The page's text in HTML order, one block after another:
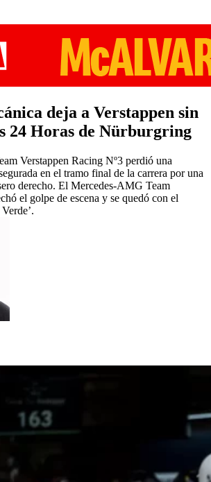
deja a Verstappen sin
24 Horas de Nürburgring
Verstappen Racing Nº3 perdió una
en el tramo final de la carrera por una
derecho. El Mercedes-AMG Team
el golpe de escena y se quedó con el